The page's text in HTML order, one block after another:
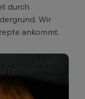
durch
Wir
ankommt.